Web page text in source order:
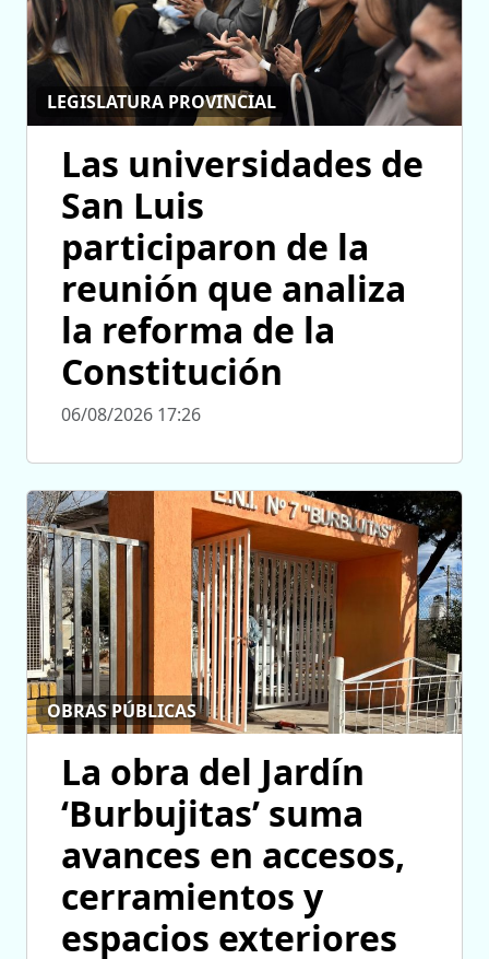
LEGISLATURA PROVINCIAL
Las universidades de
San Luis
participaron de la
reunión que analiza
la reforma de la
Constitución
06/08/2026 17:26
OBRAS PÚBLICAS
La obra del Jardín
‘Burbujitas’ suma
avances en accesos,
cerramientos y
espacios exteriores